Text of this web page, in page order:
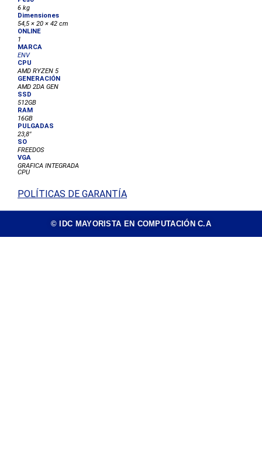
6 kg
Dimensiones
54,5 × 20 × 42 cm
ONLINE
1
MARCA
ENV
CPU
AMD RYZEN 5
GENERACIÓN
AMD 2DA GEN
SSD
512GB
RAM
16GB
PULGADAS
23,8"
SO
FREEDOS
VGA
GRAFICA INTEGRADA
CPU
POLÍTICAS DE GARANTÍA
© IDC MAYORISTA EN COMPUTACIÓN C.A